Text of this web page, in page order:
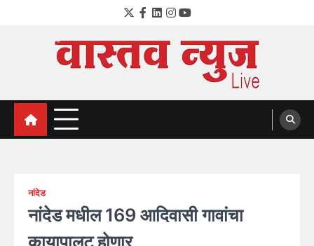
Twitter
Facebook
LinkedIn
Instagram
YouTube
VastavNEWSLive.com
a leading NEWS portal of Maharahstra
नांदेड
नांदेड मधील 169 आदिवासी गावांचा
कायापालट होणार